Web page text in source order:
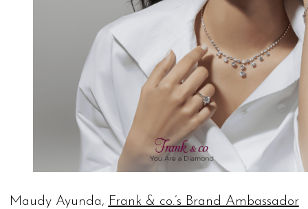
Maudy Ayunda, Frank & co.’s Brand Ambassador